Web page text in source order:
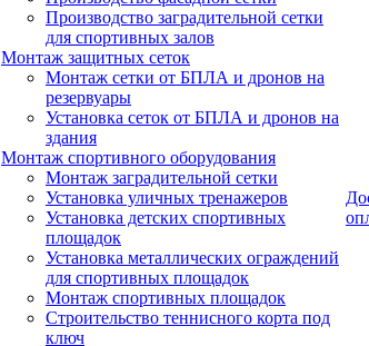
Производство заградительной сетки
для спортивных залов
Монтаж защитных сеток
Монтаж сетки от БПЛА и дронов на
резервуары
Установка сеток от БПЛА и дронов на
здания
Монтаж спортивного оборудования
Монтаж заградительной сетки
Установка уличных тренажеров
Установка детских спортивных
площадок
Установка металлических ограждений
для спортивных площадок
Монтаж спортивных площадок
Строительство теннисного корта под
ключ